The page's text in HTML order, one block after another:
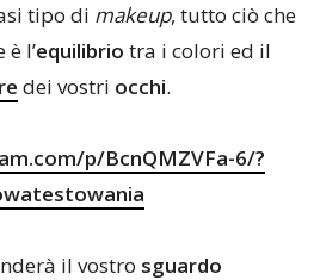
tipo di makeup, tutto ciò che
l’equilibrio tra i colori ed il
dei vostri occhi.
p/BcnQMZVFa-6/?
il vostro sguardo